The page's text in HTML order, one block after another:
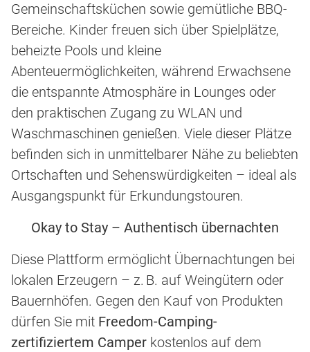
Gemeinschaftsküchen sowie gemütliche BBQ-
Bereiche. Kinder freuen sich über Spielplätze,
beheizte Pools und kleine
Abenteuermöglichkeiten, während Erwachsene
die entspannte Atmosphäre in Lounges oder
den praktischen Zugang zu WLAN und
Waschmaschinen genießen. Viele dieser Plätze
befinden sich in unmittelbarer Nähe zu beliebten
Ortschaften und Sehenswürdigkeiten – ideal als
Ausgangspunkt für Erkundungstouren.
Okay to Stay – Authentisch übernachten
Diese Plattform ermöglicht Übernachtungen bei
lokalen Erzeugern – z. B. auf Weingütern oder
Bauernhöfen. Gegen den Kauf von Produkten
dürfen Sie mit Freedom-Camping-
zertifiziertem Camper kostenlos auf dem